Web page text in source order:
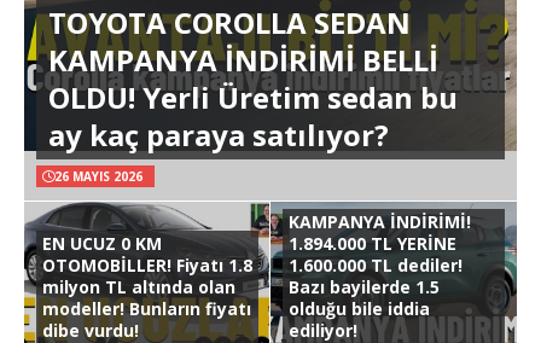
TOYOTA COROLLA SEDAN
KAMPANYA İNDİRİMİ BELLİ
OLDU! Yerli Üretim sedan bu
ay kaç paraya satılıyor?
26 MAYIS 2026
EN UCUZ 0 KM
OTOMOBİLLER! Fiyatı 1.8
milyon TL altında olan
modeller! Bunların fiyatı
dibe vurdu!
KAMPANYA İNDİRİMİ!
1.894.000 TL YERİNE
1.600.000 TL dediler!
Bazı bayilerde 1.5
olduğu bile iddia
ediliyor!